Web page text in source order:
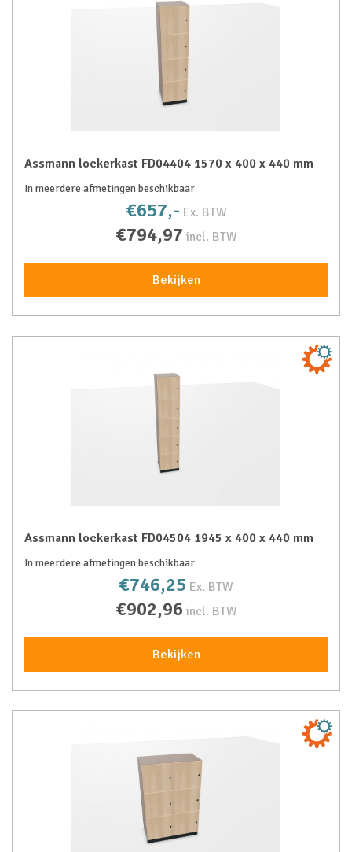
Assmann lockerkast FD04404 1570 x 400 x 440 mm
In meerdere afmetingen beschikbaar
€657,- Ex. BTW
€794,97 incl. BTW
Bekijken
Assmann lockerkast FD04504 1945 x 400 x 440 mm
In meerdere afmetingen beschikbaar
€746,25 Ex. BTW
€902,96 incl. BTW
Bekijken